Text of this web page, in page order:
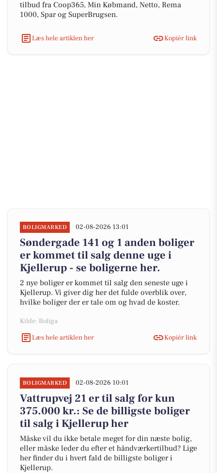
tilbud fra Coop365, Min Købmand, Netto, Rema
1000, Spar og SuperBrugsen.
Læs hele artiklen her Kopiér link
BOLIGMARKED 02-08-2026 13:01
Søndergade 141 og 1 anden boliger
er kommet til salg denne uge i
Kjellerup - se boligerne her.
2 nye boliger er kommet til salg den seneste uge i
Kjellerup. Vi giver dig her det fulde overblik over,
hvilke boliger der er tale om og hvad de koster.
Kilde: Boliga
Læs hele artiklen her
Kopiér link
BOLIGMARKED 02-08-2026 10:01
Vattrupvej 21 er til salg for kun
375.000 kr.: Se de billigste boliger
til salg i Kjellerup her
Måske vil du ikke betale meget for din næste bolig,
eller måske leder du efter et håndværkertilbud? Lige
her finder du i hvert fald de billigste boliger i
Kjellerup.